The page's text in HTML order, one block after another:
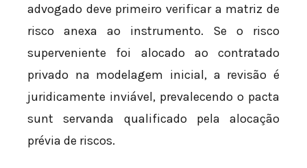
advogado deve primeiro verificar a matriz de
risco anexa ao instrumento. Se o risco
superveniente foi alocado ao contratado
privado na modelagem inicial, a revisão é
juridicamente inviável, prevalecendo o pacta
sunt servanda qualificado pela alocação
prévia de riscos.